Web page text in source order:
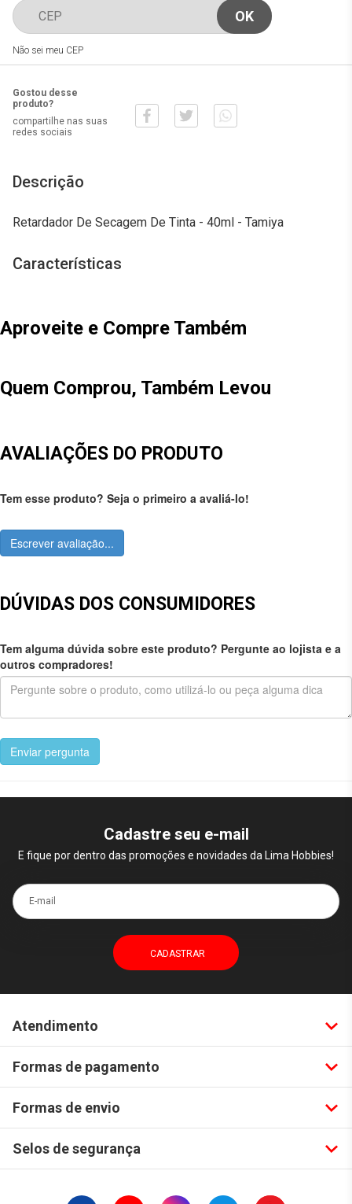
Não sei meu CEP
Gostou desse
produto?
compartilhe nas suas
redes sociais
Descrição
Retardador De Secagem De Tinta - 40ml - Tamiya
Características
Aproveite e Compre Também
Quem Comprou, Também Levou
AVALIAÇÕES DO PRODUTO
Tem esse produto? Seja o primeiro a avaliá-lo!
Escrever avaliação...
DÚVIDAS DOS CONSUMIDORES
Tem alguma dúvida sobre este produto? Pergunte ao lojista e a
outros compradores!
Enviar pergunta
Cadastre seu e-mail
E fique por dentro das promoções e novidades da Lima Hobbies!
E-mail
Atendimento
Formas de pagamento
Formas de envio
Selos de segurança